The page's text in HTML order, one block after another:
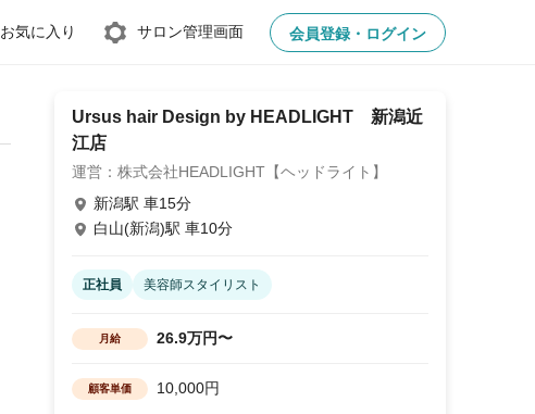
お気に入り サロン管理画面 会員登録・ログイン
Ursus hair Design by HEADLIGHT 新潟近
江店
運営：株式会社HEADLIGHT【ヘッドライト】
新潟駅 車15分
白山(新潟)駅 車10分
正社員 美容師スタイリスト
月給 26.9万円〜
顧客単価 10,000円